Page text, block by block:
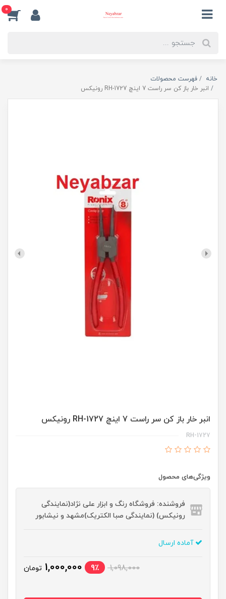
0
خانه
فهرست محصولات
انبر خار باز کن سر راست 7 اینچ RH-1727 رونیکس
انبر خار باز کن سر راست 7 اینچ RH-1727 رونیکس
RH-1727
ویژگی‌های محصول
فروشنده: فروشگاه رنگ و ابزار علی نژاد(نمایندگی
رونیکس) (نمایندگی صبا الکتریک)مشهد و نیشابور
آماده ارسال
1,098,000 9٪ 1,000,000 تومان